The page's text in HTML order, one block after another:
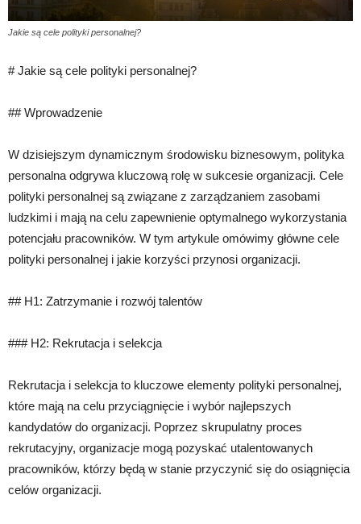
Jakie są cele polityki personalnej?
# Jakie są cele polityki personalnej?
## Wprowadzenie
W dzisiejszym dynamicznym środowisku biznesowym, polityka
personalna odgrywa kluczową rolę w sukcesie organizacji. Cele
polityki personalnej są związane z zarządzaniem zasobami
ludzkimi i mają na celu zapewnienie optymalnego wykorzystania
potencjału pracowników. W tym artykule omówimy główne cele
polityki personalnej i jakie korzyści przynosi organizacji.
## H1: Zatrzymanie i rozwój talentów
### H2: Rekrutacja i selekcja
Rekrutacja i selekcja to kluczowe elementy polityki personalnej,
które mają na celu przyciągnięcie i wybór najlepszych
kandydatów do organizacji. Poprzez skrupulatny proces
rekrutacyjny, organizacje mogą pozyskać utalentowanych
pracowników, którzy będą w stanie przyczynić się do osiągnięcia
celów organizacji.